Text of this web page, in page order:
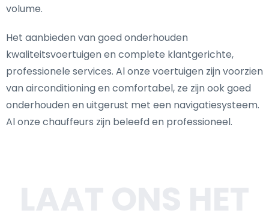
volume.
Het aanbieden van goed onderhouden
kwaliteitsvoertuigen en complete klantgerichte,
professionele services. Al onze voertuigen zijn voorzien
van airconditioning en comfortabel, ze zijn ook goed
onderhouden en uitgerust met een navigatiesysteem.
Al onze chauffeurs zijn beleefd en professioneel.